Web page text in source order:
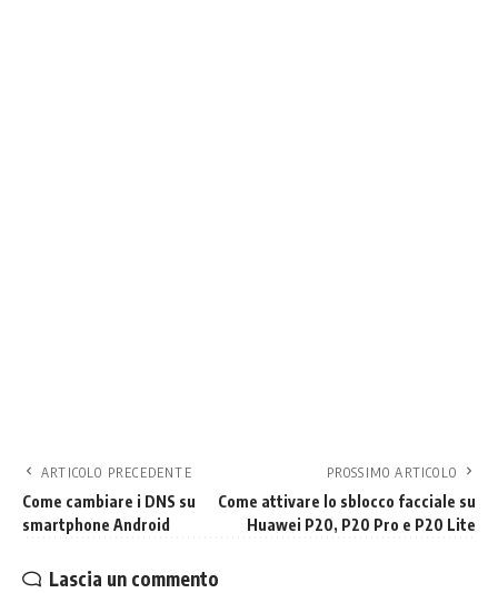
ARTICOLO PRECEDENTE
Come cambiare i DNS su
smartphone Android
PROSSIMO ARTICOLO
Come attivare lo sblocco facciale su
Huawei P20, P20 Pro e P20 Lite
Lascia un commento